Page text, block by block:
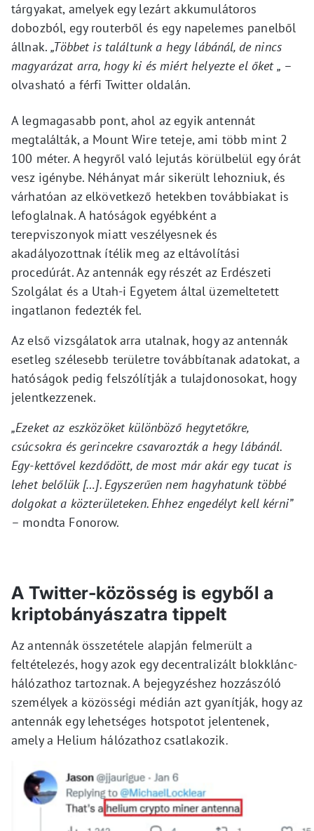
tárgyakat, amelyek egy lezárt akkumulátoros
dobozból, egy routerből és egy napelemes panelből
állnak. „Többet is találtunk a hegy lábánál, de nincs
magyarázat arra, hogy ki és miért helyezte el őket „ –
olvasható a férfi Twitter oldalán.
A legmagasabb pont, ahol az egyik antennát
megtalálták, a Mount Wire teteje, ami több mint 2
100 méter. A hegyről való lejutás körülbelül egy órát
vesz igénybe. Néhányat már sikerült lehozniuk, és
várhatóan az elkövetkező hetekben továbbiakat is
lefoglalnak. A hatóságok egyébként a
terepviszonyok miatt veszélyesnek és
akadályozottnak ítélik meg az eltávolítási
procedúrát. Az antennák egy részét az Erdészeti
Szolgálat és a Utah-i Egyetem által üzemeltetett
ingatlanon fedezték fel.
Az első vizsgálatok arra utalnak, hogy az antennák
esetleg szélesebb területre továbbítanak adatokat, a
hatóságok pedig felszólítják a tulajdonosokat, hogy
jelentkezzenek.
„Ezeket az eszközöket különböző hegytetőkre,
csúcsokra és gerincekre csavarozták a hegy lábánál.
Egy-kettővel kezdődött, de most már akár egy tucat is
lehet belőlük […]. Egyszerűen nem hagyhatunk többé
dolgokat a közterületeken. Ehhez engedélyt kell kérni”
– mondta Fonorow.
A Twitter-közösség is egyből a
kriptobányászatra tippelt
Az antennák összetétele alapján felmerült a
feltételezés, hogy azok egy decentralizált blokklánc-
hálózathoz tartoznak. A bejegyzéshez hozzászóló
személyek a közösségi médián azt gyanítják, hogy az
antennák egy lehetséges hotspotot jelentenek,
amely a Helium hálózathoz csatlakozik.